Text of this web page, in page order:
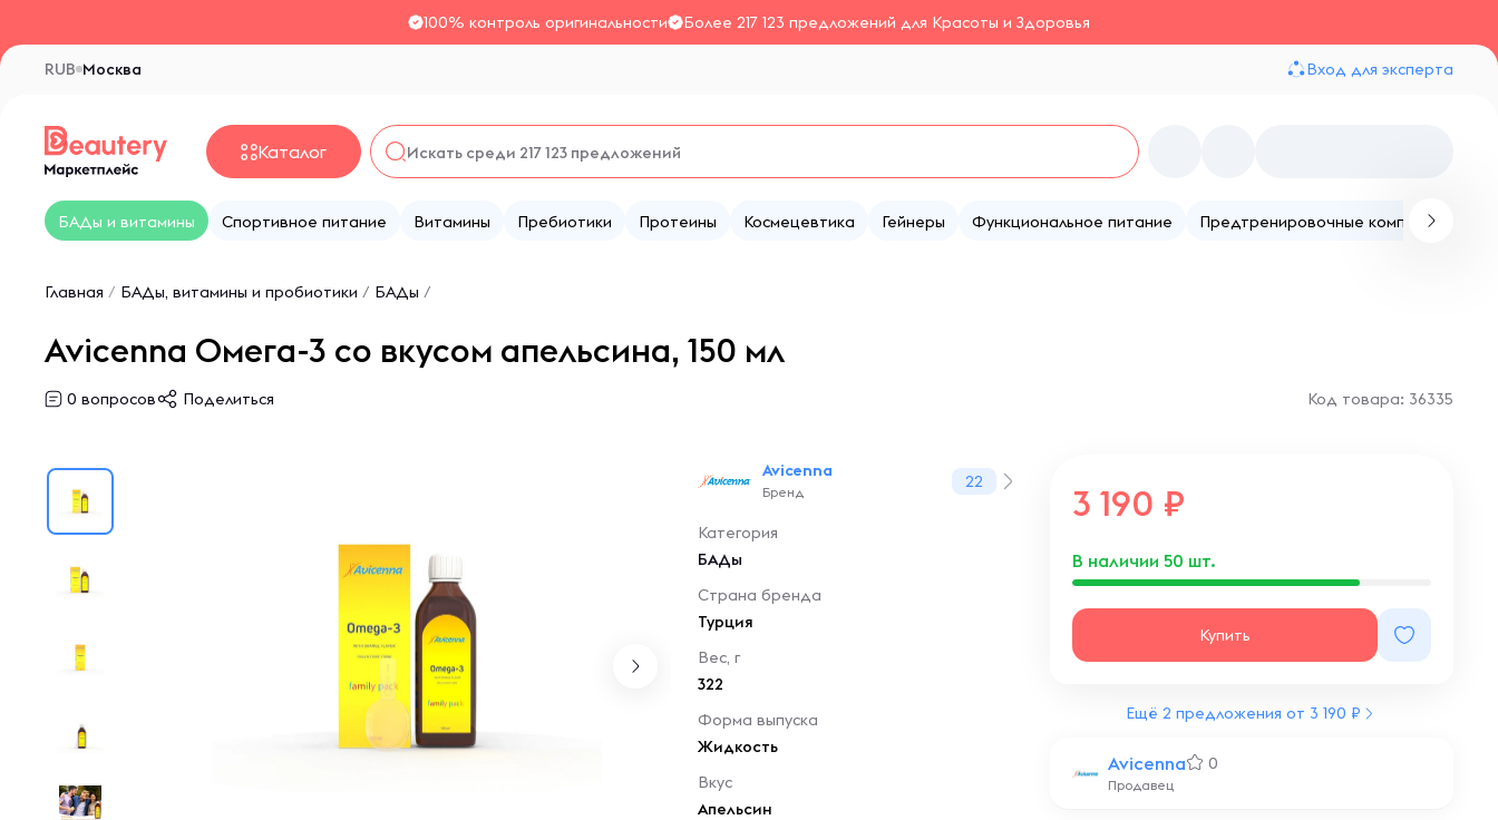
100% контроль оригинальности Более 217 123 предложений для Красоты и Здоровья
Москва
RUB Вход для эксперта
Каталог
БАДы и витамины Спортивное питание Витамины Пребиотики Протеины Космецевтика Гейнеры Функциональное питание Предтренировочные комплексы
Главная / БАДы, витамины и пробиотики / БАДы /
Avicenna Омега-3 со вкусом апельсина, 150 мл
0 вопросов Поделиться Код товара: 36335
Avicenna
Бренд
22
Категория
БАДы
Страна бренда
Турция
Вес, г
322
Форма выпуска
Жидкость
Вкус
Апельсин
Avicenna 0
Продавец
3 190
В наличии 50 шт.
Купить
Ещё 2 предложения от 3 190 ₽